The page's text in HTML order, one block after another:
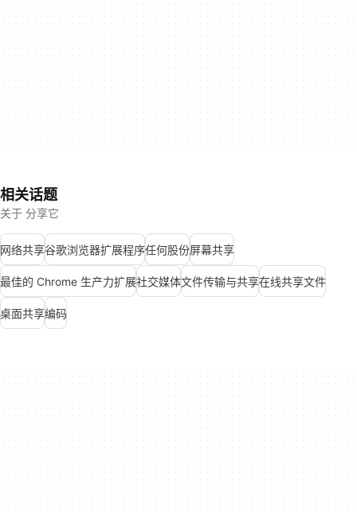
相关话题
关于 分享它
网络共享谷歌浏览器扩展程序任何股份屏幕共享
最佳的 Chrome 生产力扩展社交媒体文件传输与共享在线共享文件
桌面共享编码